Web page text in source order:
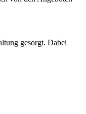
gesorgt. Dabei